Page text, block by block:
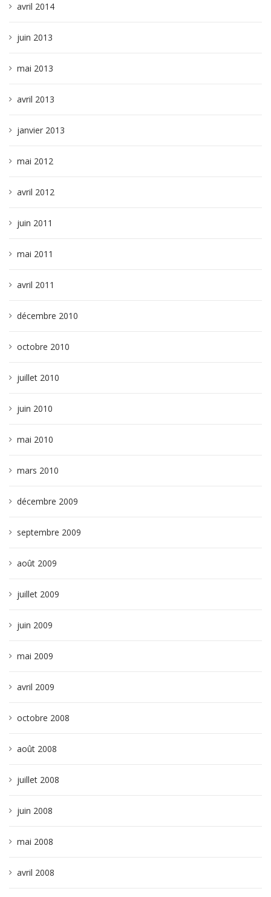
avril 2014
juin 2013
mai 2013
avril 2013
janvier 2013
mai 2012
avril 2012
juin 2011
mai 2011
avril 2011
décembre 2010
octobre 2010
juillet 2010
juin 2010
mai 2010
mars 2010
décembre 2009
septembre 2009
août 2009
juillet 2009
juin 2009
mai 2009
avril 2009
octobre 2008
août 2008
juillet 2008
juin 2008
mai 2008
avril 2008